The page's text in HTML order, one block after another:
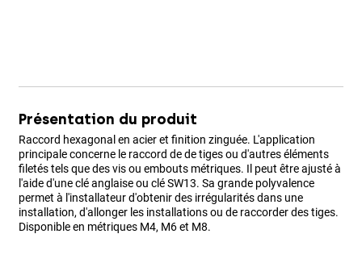
Présentation du produit
Raccord hexagonal en acier et finition zinguée. L'application
principale concerne le raccord de de tiges ou d'autres éléments
filetés tels que des vis ou embouts métriques. Il peut être ajusté à
l'aide d'une clé anglaise ou clé SW13. Sa grande polyvalence
permet à l'installateur d'obtenir des irrégularités dans une
installation, d'allonger les installations ou de raccorder des tiges.
Disponible en métriques M4, M6 et M8.